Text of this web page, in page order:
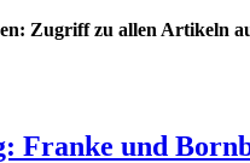
Zugriff zu allen Artikeln
Franke und